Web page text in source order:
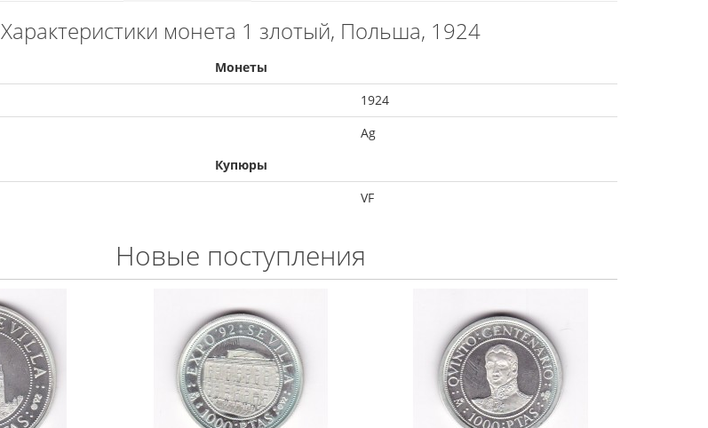
Характеристики монета 1 злотый, Польша, 1924
Монеты
1924
Ag
Купюры
VF
Новые поступления